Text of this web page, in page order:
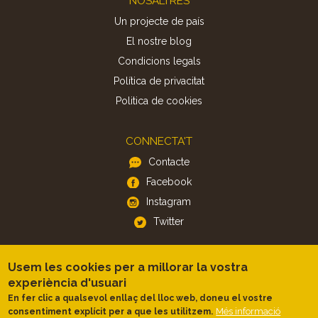
Un projecte de país
El nostre blog
Condicions legals
Política de privacitat
Politica de cookies
CONNECTA'T
Contacte
Facebook
Instagram
Twitter
APP
Android
Usem les cookies per a millorar la vostra
experiència d'usuari
En fer clic a qualsevol enllaç del lloc web, doneu el vostre
consentiment explícit per a que les utilitzem. Més informació